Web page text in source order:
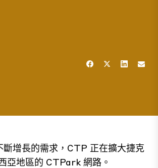
斷增長的需求，CTP 正在擴大捷克
亞地區的 CTPark 網路。